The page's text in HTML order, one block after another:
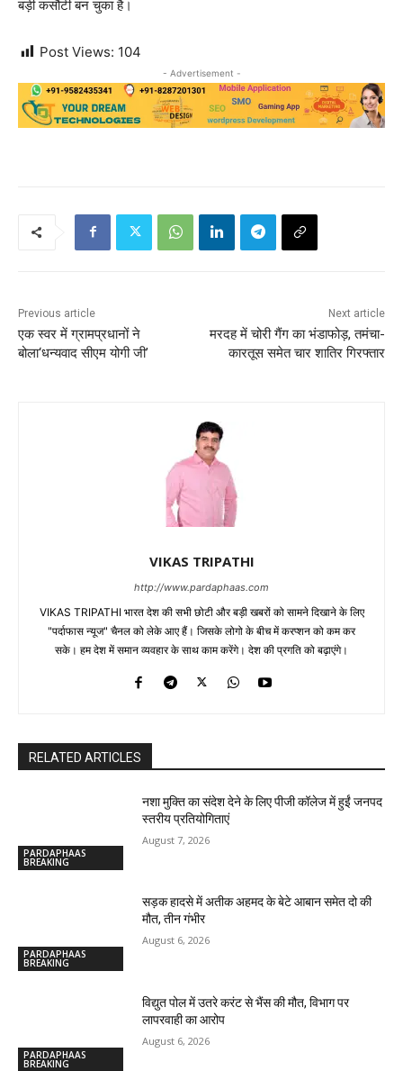
बड़ी कसौटी बन चुका है।
Post Views: 104
- Advertisement -
Previous article
एक स्वर में ग्रामप्रधानों ने
बोला‘धन्यवाद सीएम योगी जी’
Next article
मरदह में चोरी गैंग का भंडाफोड़, तमंचा-
कारतूस समेत चार शातिर गिरफ्तार
VIKAS TRIPATHI
http://www.pardaphaas.com
VIKAS TRIPATHI भारत देश की सभी छोटी और बड़ी खबरों को सामने दिखाने के लिए
"पर्दाफास न्यूज" चैनल को लेके आए हैं। जिसके लोगो के बीच में करप्शन को कम कर
सके। हम देश में समान व्यवहार के साथ काम करेंगे। देश की प्रगति को बढ़ाएंगे।
RELATED ARTICLES
PARDAPHAAS
BREAKING
नशा मुक्ति का संदेश देने के लिए पीजी कॉलेज में हुईं जनपद
स्तरीय प्रतियोगिताएं
August 7, 2026
PARDAPHAAS
BREAKING
सड़क हादसे में अतीक अहमद के बेटे आबान समेत दो की
मौत, तीन गंभीर
August 6, 2026
PARDAPHAAS
BREAKING
विद्युत पोल में उतरे करंट से भैंस की मौत, विभाग पर
लापरवाही का आरोप
August 6, 2026